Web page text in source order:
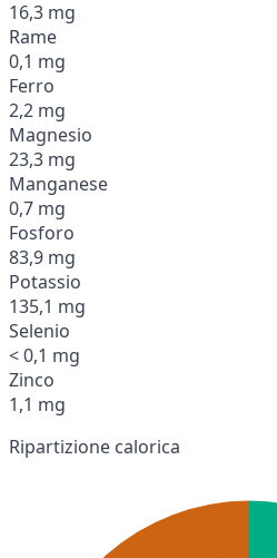
16,3 mg
Rame
0,1 mg
Ferro
2,2 mg
Magnesio
23,3 mg
Manganese
0,7 mg
Fosforo
83,9 mg
Potassio
135,1 mg
Selenio
< 0,1 mg
Zinco
1,1 mg
Ripartizione calorica